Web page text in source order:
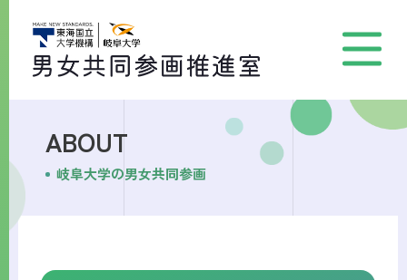
ABOUT
岐阜大学の男女共同参画